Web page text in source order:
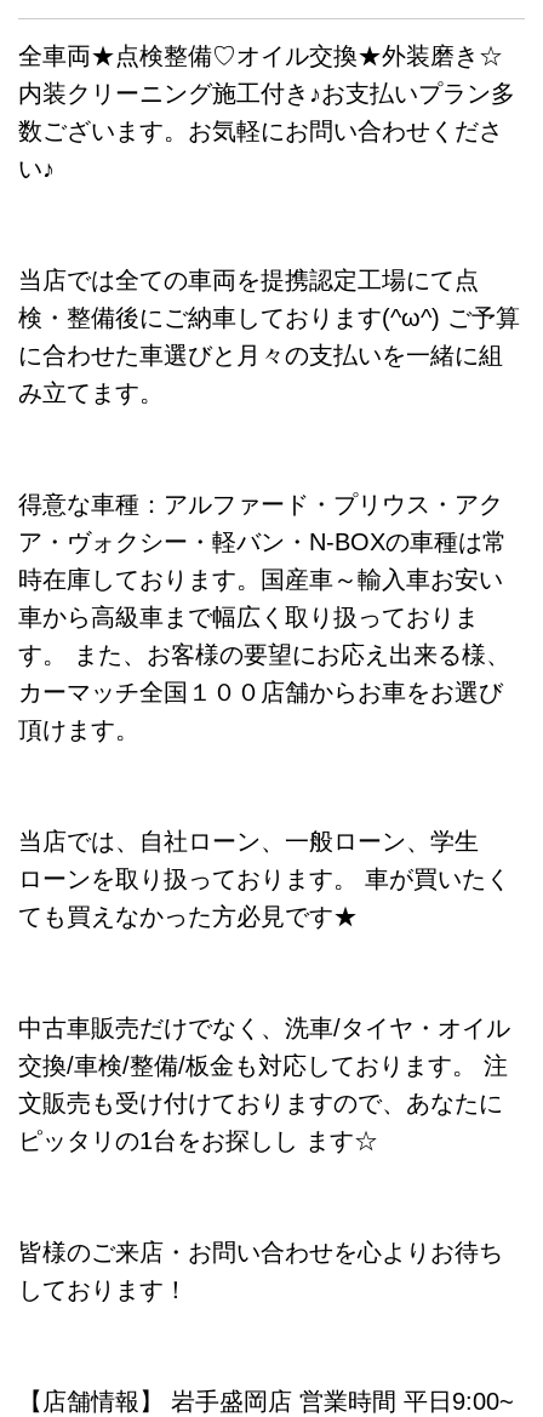
全車両★点検整備♡オイル交換★外装磨き☆
内装クリーニング施工付き♪お支払いプラン多
数ございます。お気軽にお問い合わせくださ
い♪
当店では全ての車両を提携認定工場にて点
検・整備後にご納車しております(^ω^) ご予算
に合わせた車選びと月々の支払いを一緒に組
み立てます。
得意な車種：アルファード・プリウス・アク
ア・ヴォクシー・軽バン・N-BOXの車種は常
時在庫しております。国産車～輸入車お安い
車から高級車まで幅広く取り扱っておりま
す。 また、お客様の要望にお応え出来る様、
カーマッチ全国１００店舗からお車をお選び
頂けます。
当店では、自社ローン、一般ローン、学生
ローンを取り扱っております。 車が買いたく
ても買えなかった方必見です★
中古車販売だけでなく、洗車/タイヤ・オイル
交換/車検/整備/板金も対応しております。 注
文販売も受け付けておりますので、あなたに
ピッタリの1台をお探しし ます☆
皆様のご来店・お問い合わせを心よりお待ち
しております！
【店舗情報】 岩手盛岡店 営業時間 平日9:00~